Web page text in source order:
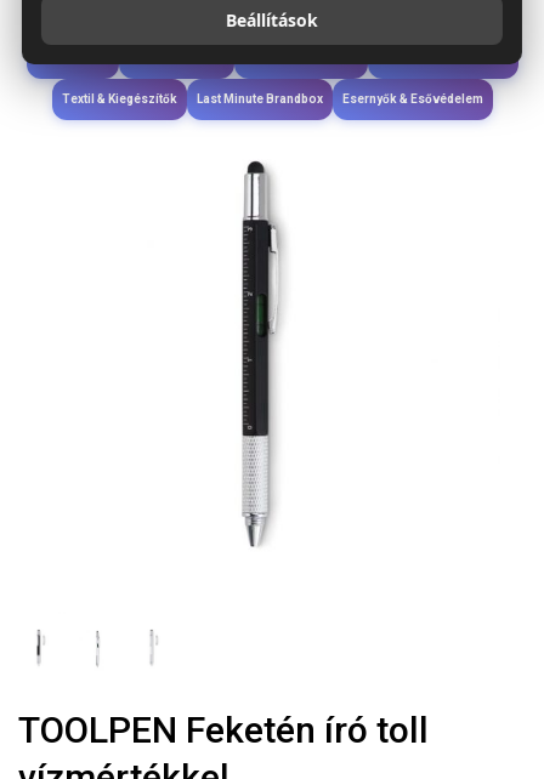
Wellness & Ápolás
Textil & Kiegészítők Last Minute Brandbox Esernyők & Esővédelem
TOOLPEN Feketén író toll
Beállítások